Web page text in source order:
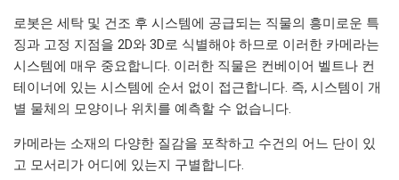
로봇은 세탁 및 건조 후 시스템에 공급되는 직물의 흥미로운 특
징과 고정 지점을 2D와 3D로 식별해야 하므로 이러한 카메라는
시스템에 매우 중요합니다. 이러한 직물은 컨베이어 벨트나 컨
테이너에 있는 시스템에 순서 없이 접근합니다. 즉, 시스템이 개
별 물체의 모양이나 위치를 예측할 수 없습니다.
카메라는 소재의 다양한 질감을 포착하고 수건의 어느 단이 있
고 모서리가 어디에 있는지 구별합니다.